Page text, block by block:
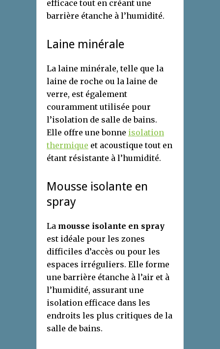
efficace tout en créant une
barrière étanche à l’humidité.
Laine minérale
La laine minérale, telle que la
laine de roche ou la laine de
verre, est également
couramment utilisée pour
l’isolation de salle de bains.
Elle offre une bonne isolation
thermique et acoustique tout en
étant résistante à l’humidité.
Mousse isolante en
spray
La mousse isolante en spray
est idéale pour les zones
difficiles d’accès ou pour les
espaces irréguliers. Elle forme
une barrière étanche à l’air et à
l’humidité, assurant une
isolation efficace dans les
endroits les plus critiques de la
salle de bains.